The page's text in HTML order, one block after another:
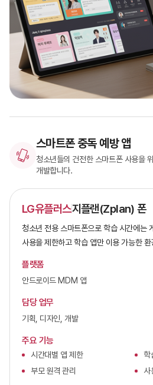
스마트폰 중독 예방 앱
청소년들의 건전한 스마트폰 사용을
개발합니다.
LG유플러스지플랜(Zplan) 폰
청소년 전용 스마트폰으로 학습 시간에는
사용을 제한하고 학습 앱만 이용 가능한 환
플랫폼
안드로이드 MDM 앱
담당 업무
기획, 디자인, 개발
주요 기능
시간대별 앱 제한
학
부모 원격 관리
사